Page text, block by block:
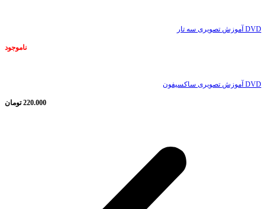
DVD آموزش تصویری سه تار
ناموجود
DVD آموزش تصویری ساکسیفون
220.000 تومان